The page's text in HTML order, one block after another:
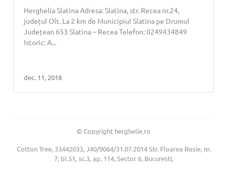
Herghelia Slatina Adresa: Slatina, str. Recea nr.24,
județul Olt. La 2 km de Municipiul Slatina pe Drumul
Județean 653 Slatina – Recea Telefon: 0249434849
Istoric: A...
dec. 11, 2018
© Copyright herghelie.ro
Cotton Tree, 33442033, J40/9064/31.07.2014 Str. Floarea Rosie, nr.
7, bl.51, sc.3, ap. 114, Sector 6, Bucuresti,